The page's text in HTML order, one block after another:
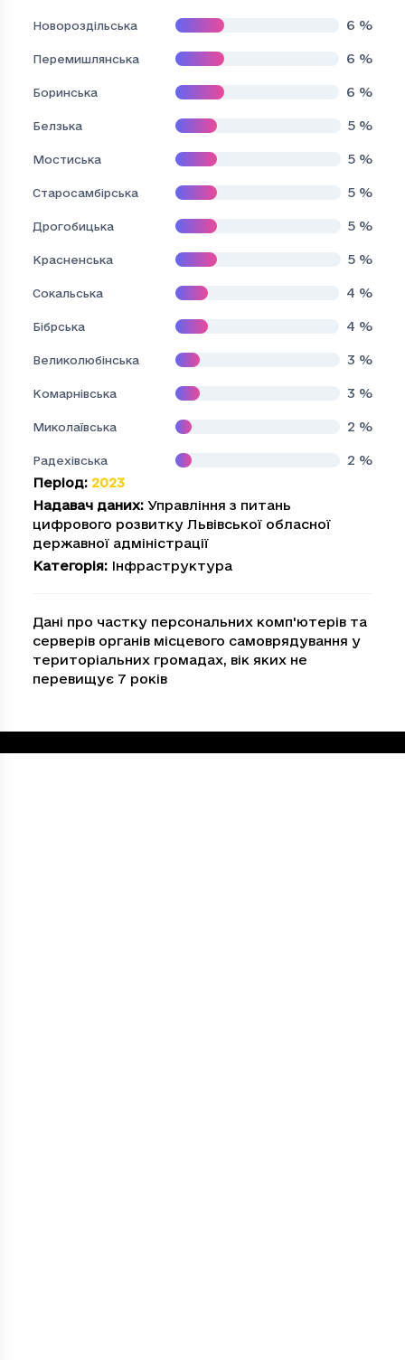
Новороздільська 6 %
Перемишлянська 6 %
Боринська 6 %
Белзька 5 %
Мостиська 5 %
Старосамбірська 5 %
Дрогобицька 5 %
Красненська 5 %
Сокальська 4 %
Бібрська 4 %
Великолюбінська 3 %
Комарнівська 3 %
Миколаївська 2 %
Радехівська 2 %
Період: 2023
Надавач даних: Управління з питань
цифрового розвитку Львівської обласної
державної адміністрації
Категорія: Інфраструктура
Дані про частку персональних комп'ютерів та
серверів органів місцевого самоврядування у
територіальних громадах, вік яких не
перевищує 7 років